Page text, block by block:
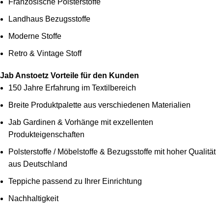
Französische Polsterstoffe
Landhaus Bezugsstoffe
Moderne Stoffe
Retro & Vintage Stoff
Jab Anstoetz Vorteile für den Kunden
150 Jahre Erfahrung im Textilbereich
Breite Produktpalette aus verschiedenen Materialien
Jab Gardinen & Vorhänge mit exzellenten
Produkteigenschaften
Polsterstoffe / Möbelstoffe & Bezugsstoffe mit hoher Qualität
aus Deutschland
Teppiche passend zu Ihrer Einrichtung
Nachhaltigkeit